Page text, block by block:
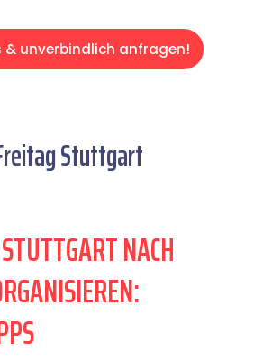
& unverbindlich anfragen!
Stuttgart
NACH